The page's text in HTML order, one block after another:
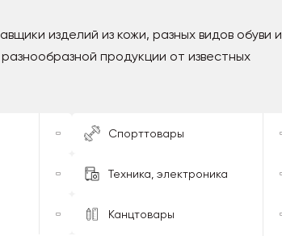
изделий из кожи, разных видов обуви и
продукции от известных
Спорттовары
Техника, электроника
Канцтовары